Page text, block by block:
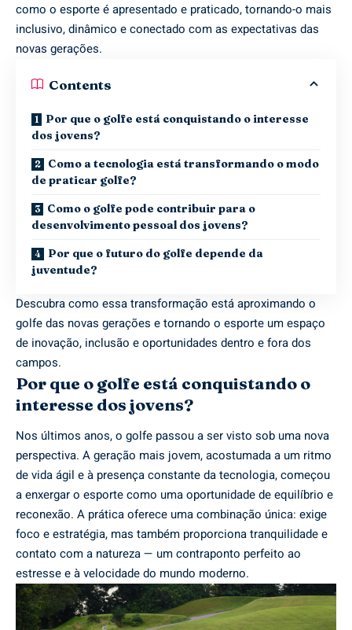
como o esporte é apresentado e praticado, tornando-o mais
inclusivo, dinâmico e conectado com as expectativas das
novas gerações.
Contents
Por que o golfe está conquistando o interesse
dos jovens?
Como a tecnologia está transformando o modo
de praticar golfe?
Como o golfe pode contribuir para o
desenvolvimento pessoal dos jovens?
Por que o futuro do golfe depende da
juventude?
Descubra como essa transformação está aproximando o
golfe das novas gerações e tornando o esporte um espaço
de inovação, inclusão e oportunidades dentro e fora dos
campos.
Por que o golfe está conquistando o
interesse dos jovens?
Nos últimos anos, o golfe passou a ser visto sob uma nova
perspectiva. A geração mais jovem, acostumada a um ritmo
de vida ágil e à presença constante da tecnologia, começou
a enxergar o esporte como uma oportunidade de equilíbrio e
reconexão. A prática oferece uma combinação única: exige
foco e estratégia, mas também proporciona tranquilidade e
contato com a natureza — um contraponto perfeito ao
estresse e à velocidade do mundo moderno.